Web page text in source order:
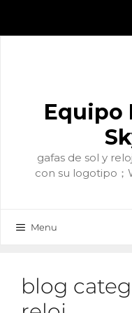
Equipo
gafas de sol y
con su logotipo；
Menu
blog